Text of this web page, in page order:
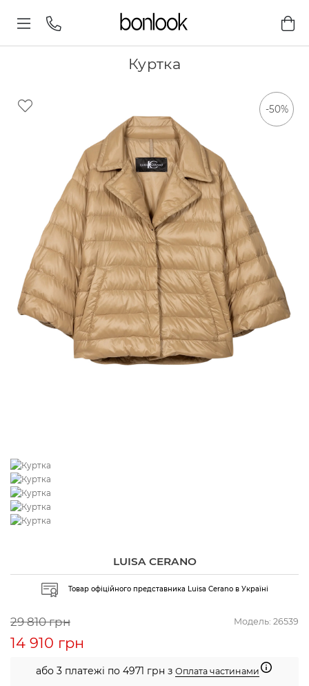
Куртка
-50%
LUISA CERANO
Товар офіційного представника Luisa Cerano в Україні
Модель: 26539
29 810 грн
14 910 грн
або 3 платежі по 4971 грн з Оплата частинами